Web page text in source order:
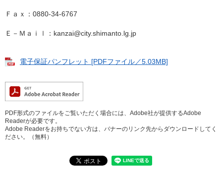
Ｆａｘ：0880-34-6767
Ｅ－Ｍａｉｌ：kanzai@city.shimanto.lg.jp
電子保証パンフレット [PDFファイル／5.03MB]
PDF形式のファイルをご覧いただく場合には、Adobe社が提供するAdobe
Readerが必要です。
Adobe Readerをお持ちでない方は、バナーのリンク先からダウンロードしてく
ださい。（無料）